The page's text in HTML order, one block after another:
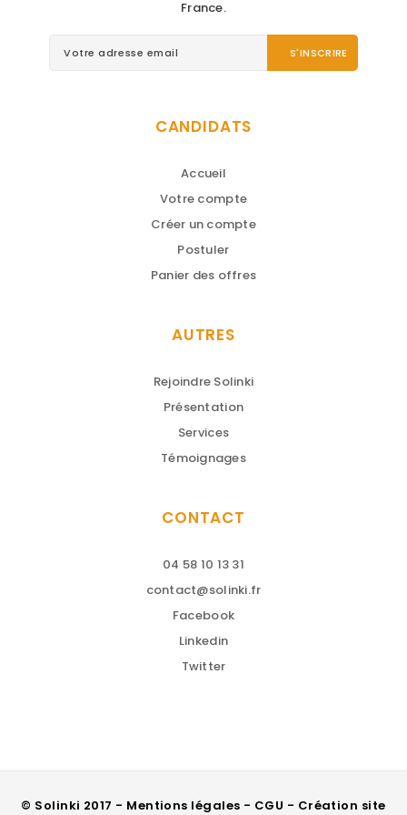
France.
CANDIDATS
Accueil
Votre compte
Créer un compte
Postuler
Panier des offres
AUTRES
Rejoindre Solinki
Présentation
Services
Témoignages
CONTACT
04 58 10 13 31
contact@solinki.fr
Facebook
Linkedin
Twitter
© Solinki 2017 - Mentions légales - CGU - Création site